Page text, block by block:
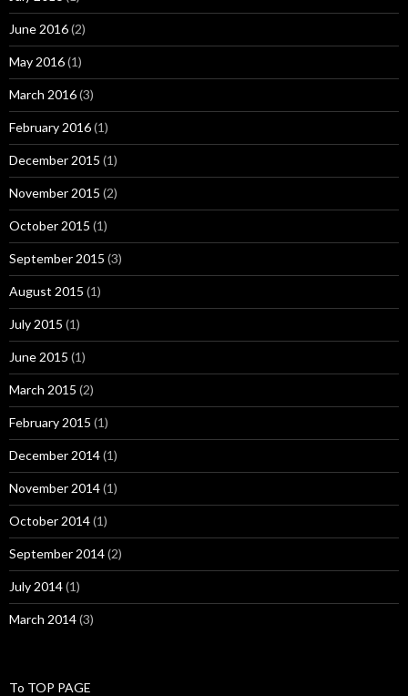
June 2016(2)
May 2016(1)
March 2016(3)
February 2016(1)
December 2015 (1)
November 2015 (2)
October 2015 (1)
September 2015 (3)
August 2015 (1)
July 2015 (1)
June 2015 (1)
March 2015 (2)
February 2015 (1)
December 2014(1)
November 2014(1)
October 2014(1)
September 2014(2)
July 2014(1)
March 2014(3)
To TOP PAGE